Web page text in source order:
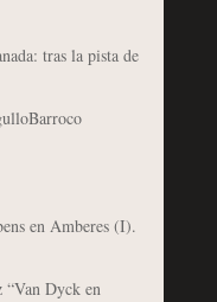
tras la pista de
en Amberes (I).
“Van Dyck en